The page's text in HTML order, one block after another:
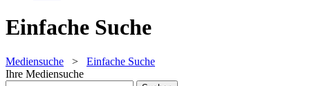
Einfache Suche
Mediensuche > Einfache Suche
Ihre Mediensuche